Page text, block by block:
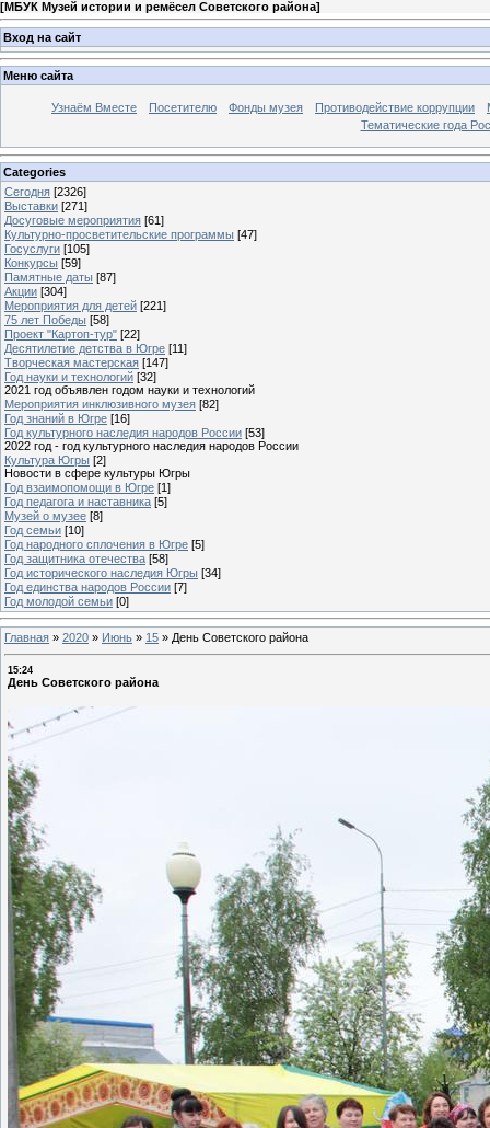
[МБУК Музей истории и ремёсел Советского района]
Вход на сайт
Меню сайта
Узнаём Вместе Посетителю Фонды музея Противодействие коррупции
Тематические года
Categories
Сегодня [2326]
Выставки [271]
Досуговые мероприятия [61]
Культурно-просветительские программы [47]
Госуслуги [105]
Конкурсы [59]
Памятные даты [87]
Акции [304]
Мероприятия для детей [221]
75 лет Победы [58]
Проект "Картоп-тур" [22]
Десятилетие детства в Югре [11]
Творческая мастерская [147]
Год науки и технологий [32]
2021 год объявлен годом науки и технологий
Мероприятия инклюзивного музея [82]
Год знаний в Югре [16]
Год культурного наследия народов России [53]
2022 год - год культурного наследия народов России
Культура Югры [2]
Новости в сфере культуры Югры
Год взаимопомощи в Югре [1]
Год педагога и наставника [5]
Музей о музее [8]
Год семьи [10]
Год народного сплочения в Югре [5]
Год защитника отечества [58]
Год исторического наследия Югры [34]
Год единства народов России [7]
Год молодой семьи [0]
Главная » 2020 » Июнь » 15 » День Советского района
15:24
День Советского района